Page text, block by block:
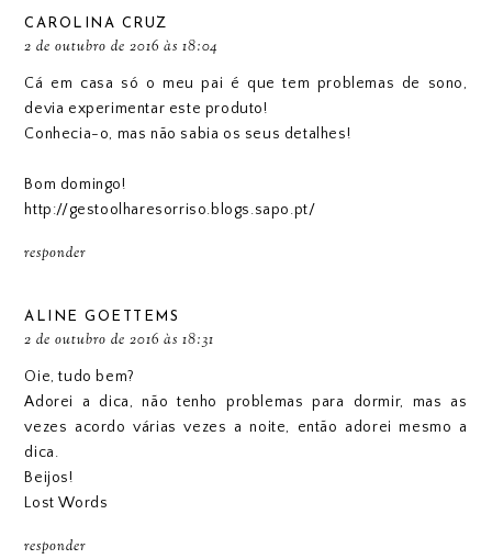
CAROLINA CRUZ
2 de outubro de 2016 às 18:04
Cá em casa só o meu pai é que tem problemas de sono,
devia experimentar este produto!
Conhecia-o, mas não sabia os seus detalhes!
Bom domingo!
http://gestoolharesorriso.blogs.sapo.pt/
responder
ALINE GOETTEMS
2 de outubro de 2016 às 18:31
Oie, tudo bem?
Adorei a dica, não tenho problemas para dormir, mas as
vezes acordo várias vezes a noite, então adorei mesmo a
dica.
Beijos!
Lost Words
responder